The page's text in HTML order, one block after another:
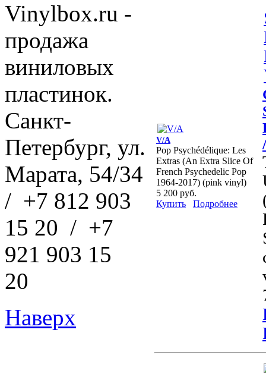
V/A
Pop Psychédélique: Les
Extras (An Extra Slice Of
French Psychedelic Pop
1964-2017) (pink vinyl)
5 200 руб.
Купить
Подробнее
Vinylbox.ru -
продажа
виниловых
пластинок.
Санкт-
Петербург, ул.
Марата, 54/34
/ +7 812 903
15 20 / +7
921 903 15
20
Наверх